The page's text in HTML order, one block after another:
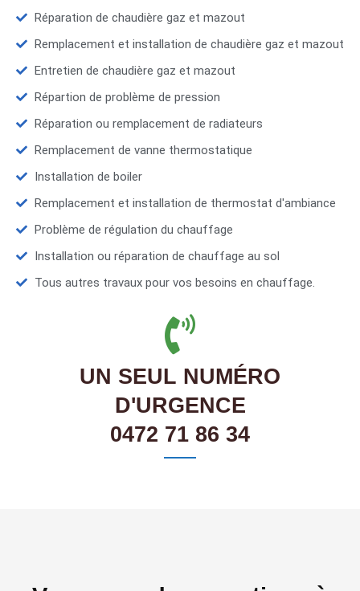
Réparation de chaudière gaz et mazout
Remplacement et installation de chaudière gaz et mazout
Entretien de chaudière gaz et mazout
Répartion de problème de pression
Réparation ou remplacement de radiateurs
Remplacement de vanne thermostatique
Installation de boiler
Remplacement et installation de thermostat d'ambiance
Problème de régulation du chauffage
Installation ou réparation de chauffage au sol
Tous autres travaux pour vos besoins en chauffage.
UN SEUL NUMÉRO
D'URGENCE
0472 71 86 34